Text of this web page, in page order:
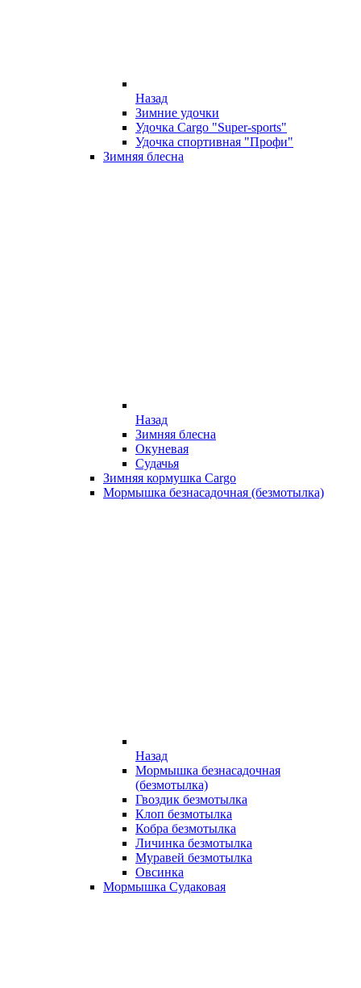
Назад
Зимние удочки
Удочка Cargo "Super-sports"
Удочка спортивная "Профи"
Зимняя блесна
Назад
Зимняя блесна
Окуневая
Судачья
Зимняя кормушка Cargo
Мормышка безнасадочная (безмотылка)
Назад
Мормышка безнасадочная
(безмотылка)
Гвоздик безмотылка
Клоп безмотылка
Кобра безмотылка
Личинка безмотылка
Муравей безмотылка
Овсинка
Мормышка Судаковая